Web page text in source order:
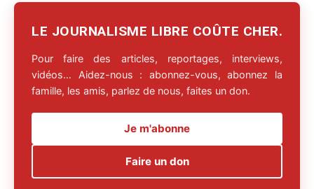
LE JOURNALISME LIBRE COÛTE CHER.
Pour faire des articles, reportages, interviews,
vidéos… Aidez-nous : abonnez-vous, abonnez la
famille, les amis, parlez de nous, faites un don.
Je m'abonne
Faire un don